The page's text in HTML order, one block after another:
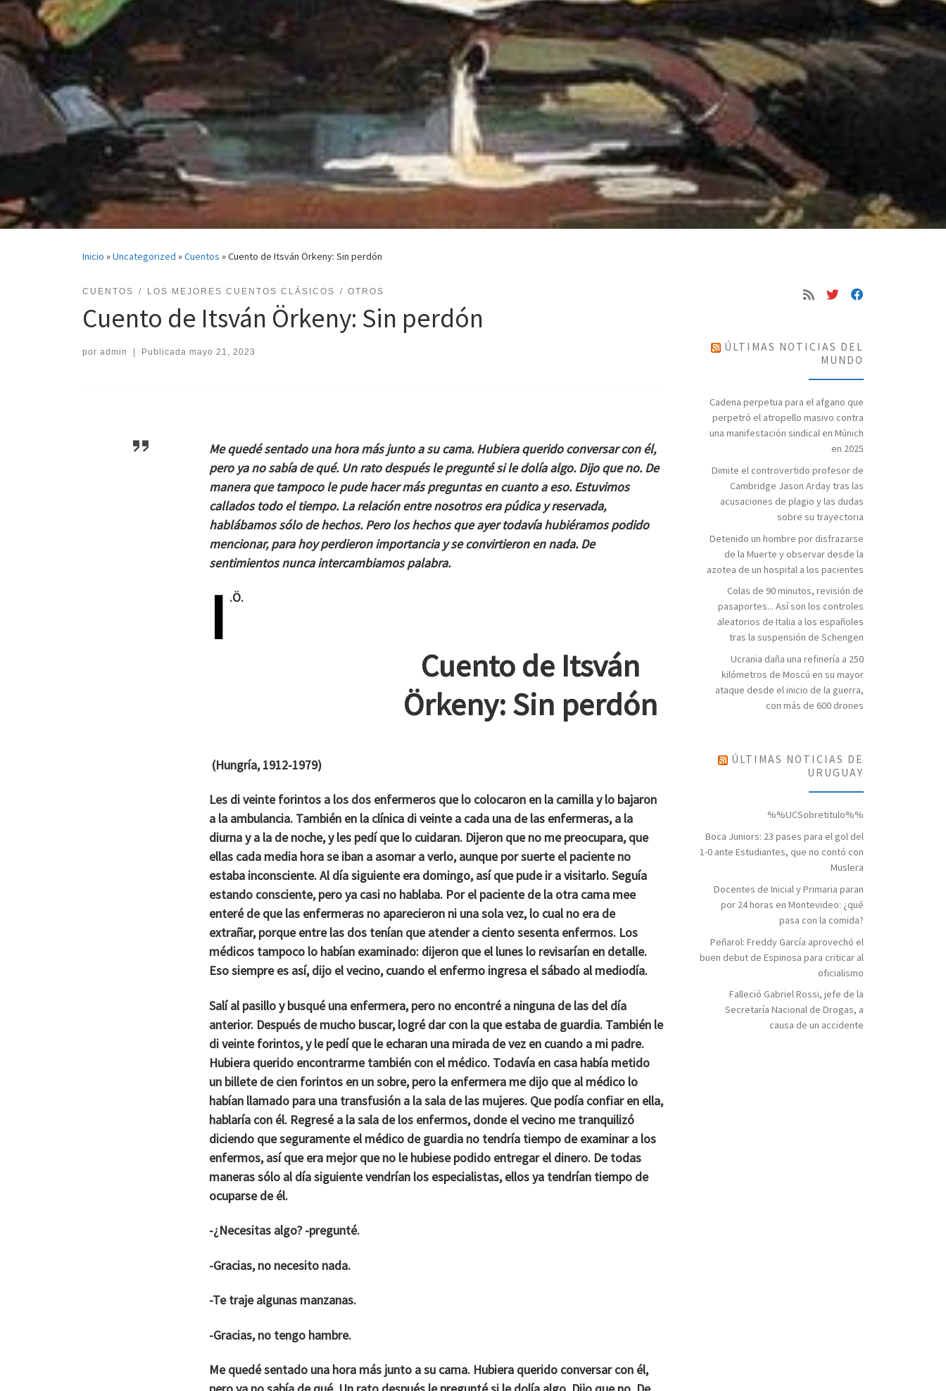
Inicio »Uncategorized »Cuentos »Cuento de Itsván Örkeny: Sin perdón
CUENTOS LOS MEJORES CUENTOS CLÁSICOS OTROS
Cuento de Itsván Örkeny: Sin perdón
por admin Publicada mayo 21, 2023
Me quedé sentado una hora más junto a su cama. Hubiera querido conversar con él,
pero ya no sabía de qué. Un rato después le pregunté si le dolía algo. Dijo que no. De
manera que tampoco le pude hacer más preguntas en cuanto a eso. Estuvimos
callados todo el tiempo. La relación entre nosotros era púdica y reservada,
hablábamos sólo de hechos. Pero los hechos que ayer todavía hubiéramos podido
mencionar, para hoy perdieron importancia y se convirtieron en nada. De
sentimientos nunca intercambiamos palabra.
I .Ö.
Cuento de Itsván
Örkeny: Sin perdón
(Hungría, 1912-1979)
Les di veinte forintos a los dos enfermeros que lo colocaron en la camilla y lo bajaron
a la ambulancia. También en la clínica di veinte a cada una de las enfermeras, a la
diurna y a la de noche, y les pedí que lo cuidaran. Dijeron que no me preocupara, que
ellas cada media hora se iban a asomar a verlo, aunque por suerte el paciente no
estaba inconsciente. Al día siguiente era domingo, así que pude ir a visitarlo. Seguía
estando consciente, pero ya casi no hablaba. Por el paciente de la otra cama mee
enteré de que las enfermeras no aparecieron ni una sola vez, lo cual no era de
extrañar, porque entre las dos tenían que atender a ciento sesenta enfermos. Los
médicos tampoco lo habían examinado: dijeron que el lunes lo revisarían en detalle.
Eso siempre es así, dijo el vecino, cuando el enfermo ingresa el sábado al mediodía.
Salí al pasillo y busqué una enfermera, pero no encontré a ninguna de las del día
anterior. Después de mucho buscar, logré dar con la que estaba de guardia. También le
di veinte forintos, y le pedí que le echaran una mirada de vez en cuando a mi padre.
Hubiera querido encontrarme también con el médico. Todavía en casa había metido
un billete de cien forintos en un sobre, pero la enfermera me dijo que al médico lo
habían llamado para una transfusión a la sala de las mujeres. Que podía confiar en ella,
hablaría con él. Regresé a la sala de los enfermos, donde el vecino me tranquilizó
diciendo que seguramente el médico de guardia no tendría tiempo de examinar a los
enfermos, así que era mejor que no le hubiese podido entregar el dinero. De todas
maneras sólo al día siguiente vendrían los especialistas, ellos ya tendrían tiempo de
ocuparse de él.
-¿Necesitas algo? -pregunté.
-Gracias, no necesito nada.
-Te traje algunas manzanas.
-Gracias, no tengo hambre.
Me quedé sentado una hora más junto a su cama. Hubiera querido conversar con él,
ÚLTIMAS NOTICIAS DEL
MUNDO
Cadena perpetua para el afgano que
perpetró el atropello masivo contra
una manifestación sindical en Múnich
en 2025
Dimite el controvertido profesor de
Cambridge Jason Arday tras las
acusaciones de plagio y las dudas
sobre su trayectoria
Detenido un hombre por disfrazarse
de la Muerte y observar desde la
azotea de un hospital a los pacientes
Colas de 90 minutos, revisión de
pasaportes... Así son los controles
aleatorios de Italia a los españoles
tras la suspensión de Schengen
Ucrania daña una refinería a 250
kilómetros de Moscú en su mayor
ataque desde el inicio de la guerra,
con más de 600 drones
ÚLTIMAS NOTICIAS DE
URUGUAY
%%UCSobretitulo%%
Boca Juniors: 23 pases para el gol del
1-0 ante Estudiantes, que no contó con
Muslera
Docentes de Inicial y Primaria paran
por 24 horas en Montevideo: ¿qué
pasa con la comida?
Peñarol: Freddy García aprovechó el
buen debut de Espinosa para criticar al
oficialismo
Falleció Gabriel Rossi, jefe de la
Secretaría Nacional de Drogas, a
causa de un accidente